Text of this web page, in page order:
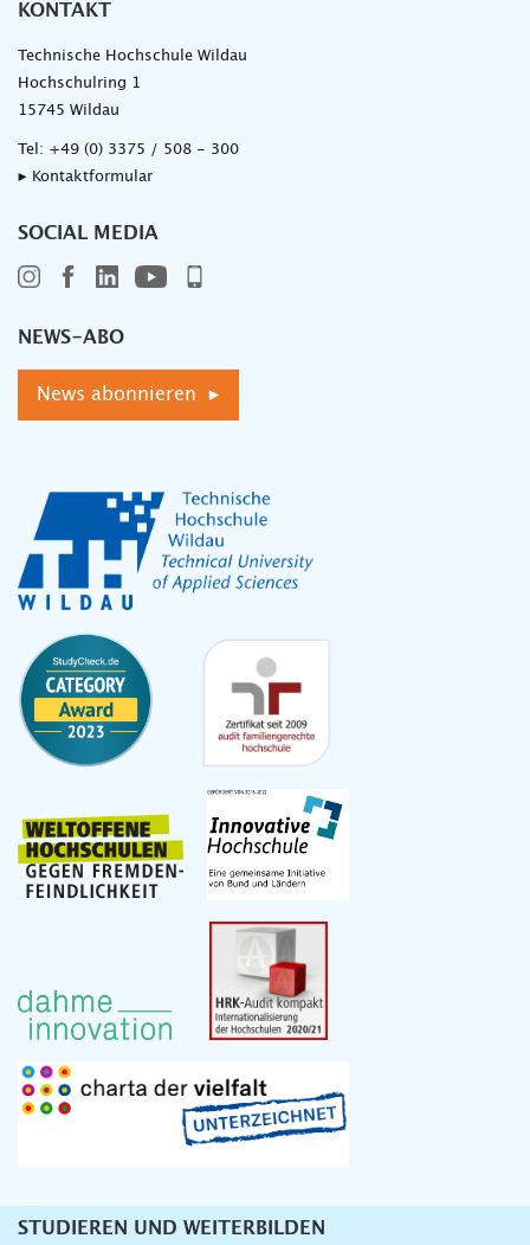
KONTAKT
Technische Hochschule Wildau
Hochschulring 1
15745 Wildau
Tel: +49 (0) 3375 / 508 - 300
▸ Kontaktformular
SOCIAL MEDIA
NEWS-ABO
News abonnieren ▸
Unternavigation
STUDIEREN UND WEITERBILDEN